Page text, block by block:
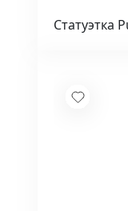
Статуэтка